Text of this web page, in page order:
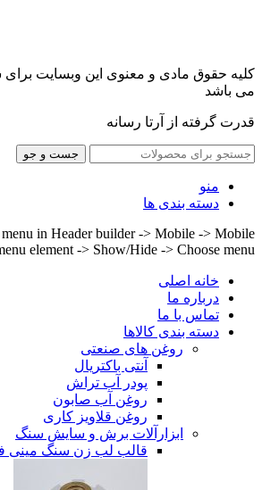
کلیه حقوق مادی و معنوی این وبسایت
می باشد
قدرت گرفته از آرتا رسانه
جست و جو
منو
دسته بندی ها
menu in Header builder -> Mobile -> Mobile
element -> Show/Hide -> Choose menu
خانه اصلی
درباره ما
تماس با ما
دسته بندی کالاها
روغن های صنعتی
آنتی باکتریال
پودر آب تراش
روغن آب صابون
روغن قلاویز کاری
ابزارآلات برش و سایش سنگ
قالب لب زن سنگ مینی